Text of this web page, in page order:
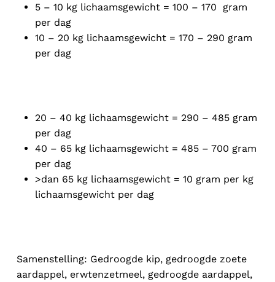
5 – 10 kg lichaamsgewicht = 100 – 170 gram
per dag
10 – 20 kg lichaamsgewicht = 170 – 290 gram
per dag
20 – 40 kg lichaamsgewicht = 290 – 485 gram
per dag
40 – 65 kg lichaamsgewicht = 485 – 700 gram
per dag
>dan 65 kg lichaamsgewicht = 10 gram per kg
lichaamsgewicht per dag
Samenstelling: Gedroogde kip, gedroogde zoete
aardappel, erwtenzetmeel, gedroogde aardappel,